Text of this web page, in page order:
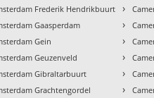
Frederik Hendrikbuurt
Gaasperdam
Gein
Geuzenveld
Gibraltarbuurt
Grachtengordel
›
›
›
›
›
›